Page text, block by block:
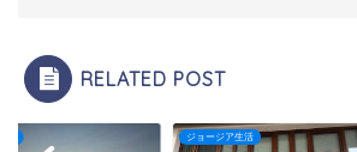
RELATED POST
ジョージア生活